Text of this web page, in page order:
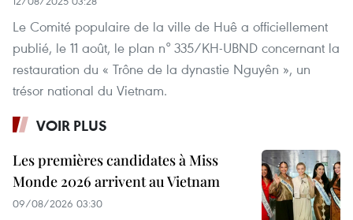
Le Comité populaire de la ville de Huê a officiellement
publié, le 11 août, le plan n° 335/KH-UBND concernant la
restauration du « Trône de la dynastie Nguyên », un
trésor national du Vietnam.
VOIR PLUS
Les premières candidates à Miss
Monde 2026 arrivent au Vietnam
09/08/2026 03:30